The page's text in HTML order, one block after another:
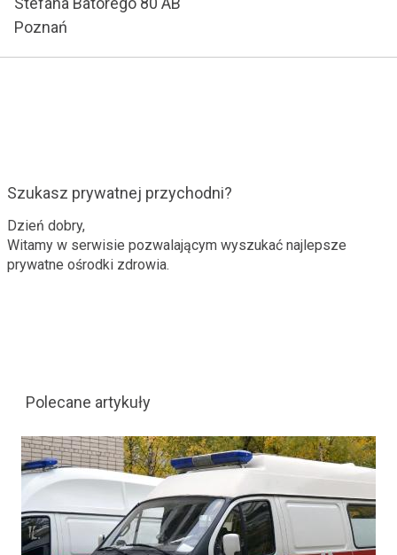
Poznań
Szukasz prywatnej przychodni?
Dzień dobry,
Witamy w serwisie pozwalającym wyszukać najlepsze
prywatne ośrodki zdrowia.
Polecane artykuły